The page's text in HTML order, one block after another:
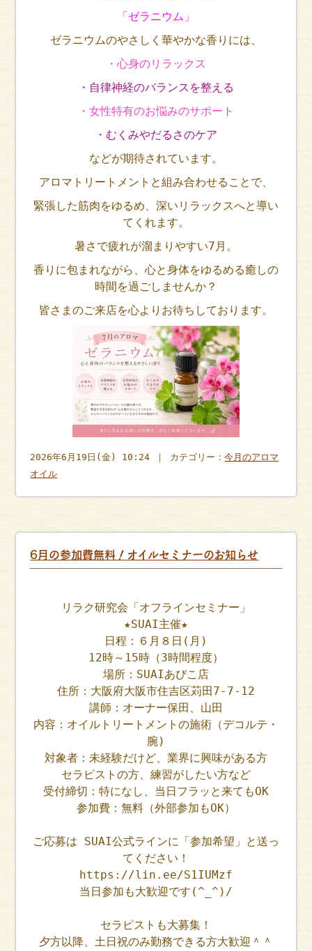
「ゼラニウム」
ゼラニウムのやさしく華やかな香りには、
・心身のリラックス
・自律神経のバランスを整える
・女性特有のお悩みのサポート
・むくみやだるさのケア
などが期待されています。
アロマトリートメントと組み合わせることで、
緊張した筋肉をゆるめ、深いリラックスへと導い
てくれます。
暑さで疲れが溜まりやすい7月。
香りに包まれながら、心と身体をゆるめる癒しの
時間を過ごしませんか？
皆さまのご来店を心よりお待ちしております。
2026年6月19日(金) 10:24 ｜ カテゴリー：今月のアロマ
オイル
6月の参加費無料！オイルセミナーのお知らせ
リラク研究会「オフラインセミナー」
★SUAI主催★
日程：６月８日(月)
12時～15時（3時間程度）
場所：SUAIあびこ店
住所：大阪府大阪市住吉区苅田7-7-12
講師：オーナー保田、山田
内容：オイルトリートメントの施術（デコルテ・
腕)
対象者：未経験だけど、業界に興味がある方
セラピストの方、練習がしたい方など
受付締切：特になし、当日フラッと来てもOK
参加費：無料（外部参加もOK）
ご応募は SUAI公式ラインに「参加希望」と送っ
てください！
https://lin.ee/S1IUMzf
当日参加も大歓迎です(^_^)/
セラピストも大募集！
夕方以降、土日祝のみ勤務できる方大歓迎＾＾